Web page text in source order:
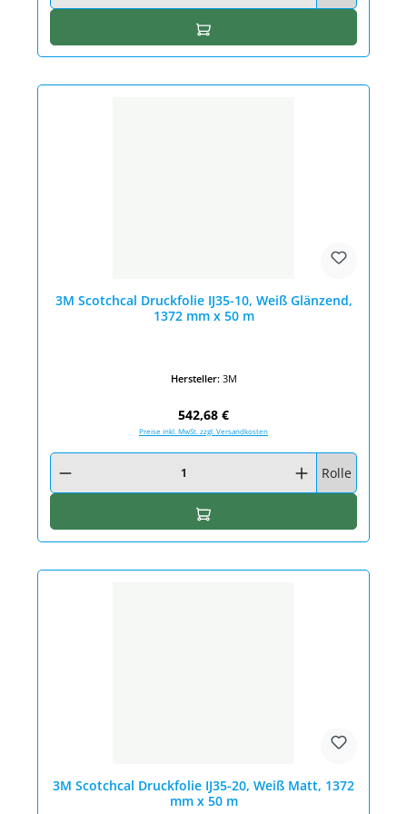
In den Warenkorb
3M Scotchcal Druckfolie IJ35-10, Weiß Glänzend,
1372 mm x 50 m
Hersteller: 3M
Regulärer Preis:
542,68 €
Preise inkl. MwSt. zzgl. Versandkosten
Produkt Anzahl: Gib den gewünschten Wert ein oder benutze die
Rolle
In den Warenkorb
3M Scotchcal Druckfolie IJ35-20, Weiß Matt, 1372
mm x 50 m